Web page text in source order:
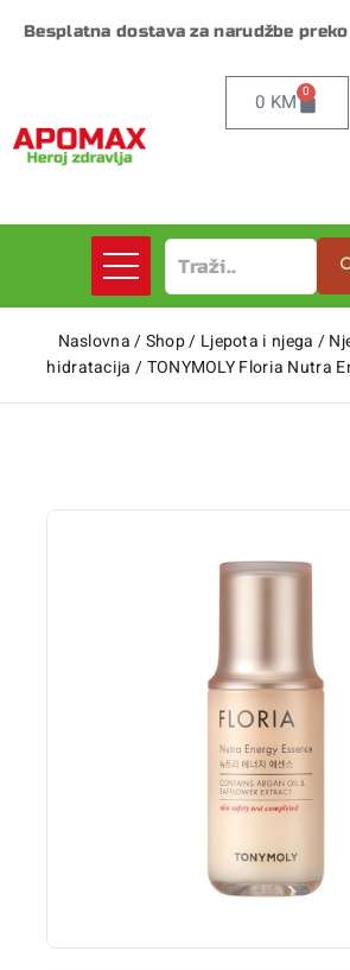
Besplatna dostava za narudžbe preko
0 KM 0
Naslovna /Shop/ Ljepota i njega /
hidratacija /TONYMOLY Floria Nutra